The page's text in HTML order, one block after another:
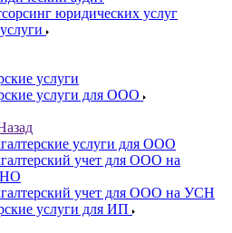
юридических услуг
услуги
услуги для ООО
услуги для ООО
учет для ООО на
учет для OOO на УСН
услуги для ИП